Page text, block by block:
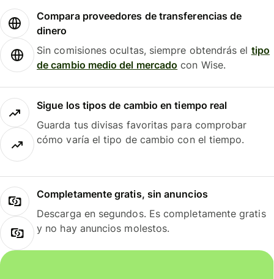
Compara proveedores de transferencias de
dinero
Sin comisiones ocultas, siempre obtendrás el tipo
de cambio medio del mercado con Wise.
Sigue los tipos de cambio en tiempo real
Guarda tus divisas favoritas para comprobar
cómo varía el tipo de cambio con el tiempo.
Completamente gratis, sin anuncios
Descarga en segundos. Es completamente gratis
y no hay anuncios molestos.